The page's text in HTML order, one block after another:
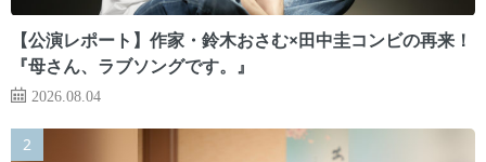
【公演レポート】作家・鈴木おさむ×田中圭コンビの再来！
『母さん、ラブソングです。』
2026.08.04